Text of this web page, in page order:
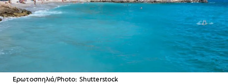
Ερωτοσπηλιά/Photo: Shutterstock